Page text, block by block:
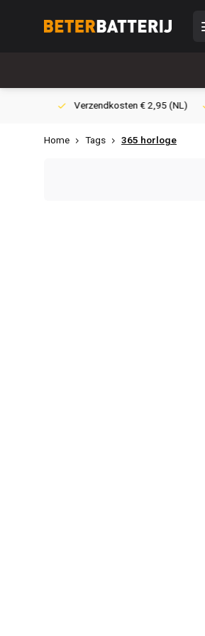
Verzendkosten € 2,95 (NL)
Home Tags 365 horloge